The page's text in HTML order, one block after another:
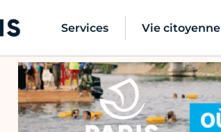
Services Vie citoyenne